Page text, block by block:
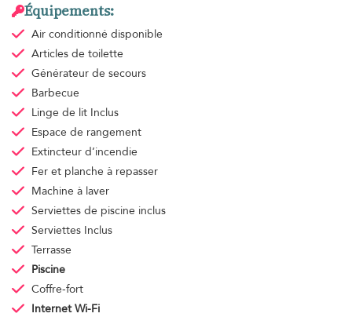
Équipements:
Air conditionné disponible
Articles de toilette
Générateur de secours
Barbecue
Linge de lit Inclus
Espace de rangement
Extincteur d’incendie
Fer et planche à repasser
Machine à laver
Serviettes de piscine inclus
Serviettes Inclus
Terrasse
Piscine
Coffre-fort
Internet Wi-Fi